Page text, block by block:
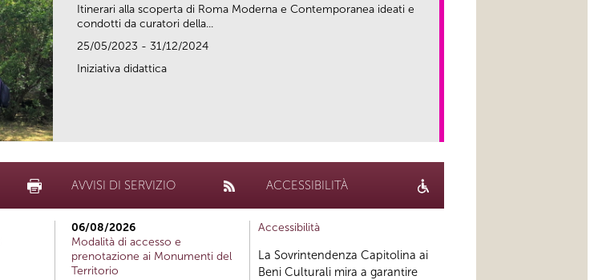
Itinerari alla scoperta di Roma Moderna e Contemporanea ideati e
condotti da curatori della...
25/05/2023 - 31/12/2024
Iniziativa didattica
AVVISI DI SERVIZIO
06/08/2026
Modalità di accesso e
prenotazione ai Monumenti del
Territorio
ACCESSIBILITÀ
Accessibilità
La Sovrintendenza Capitolina ai
Beni Culturali mira a garantire